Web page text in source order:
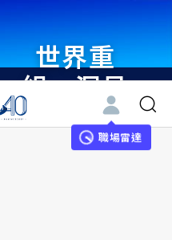
世界重
組・洞見
未來 與
世界領袖
職場雷達